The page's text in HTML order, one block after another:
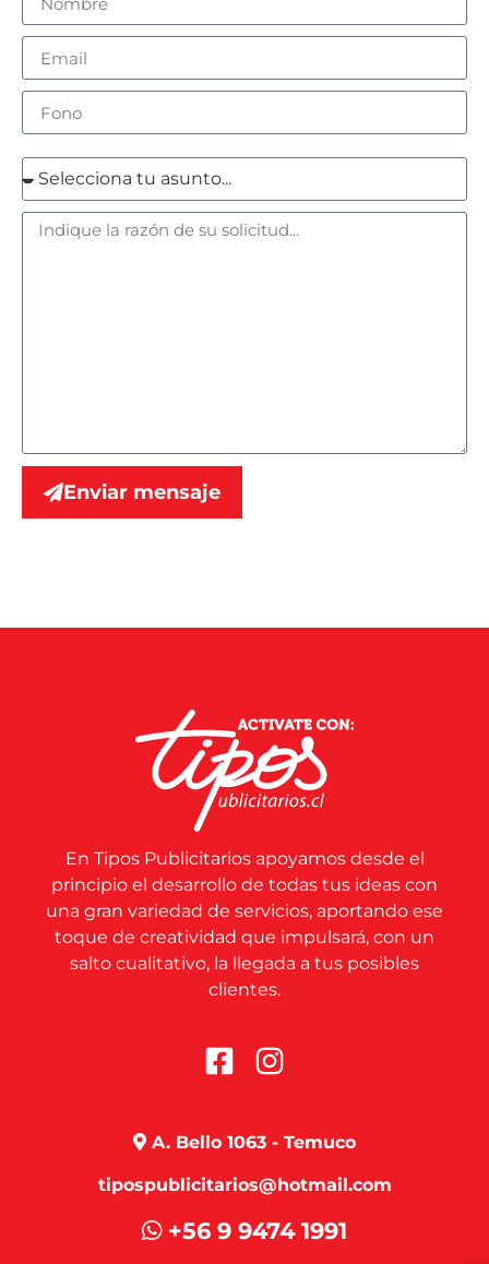
Enviar mensaje
En Tipos Publicitarios apoyamos desde el
principio el desarrollo de todas tus ideas con
una gran variedad de servicios, aportando ese
toque de creatividad que impulsará, con un
salto cualitativo, la llegada a tus posibles
clientes.
A. Bello 1063 - Temuco
tipospublicitarios@hotmail.com
+56 9 9474 1991